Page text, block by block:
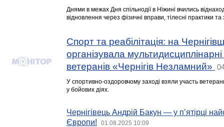
Днями в межах Дня спільнодії в Ніжині вчились
відновлення через фізичні вправи, тілесні практики
Спорт та реабілітація: на
організувала
ветеранів «Чернігів Незламний»
У спортивно-оздоровчому заході взяли участь
у бойових діях.
Чернігівець Андрій Бакун — у п’ятірці
Європи!
01.08.2025 10:09